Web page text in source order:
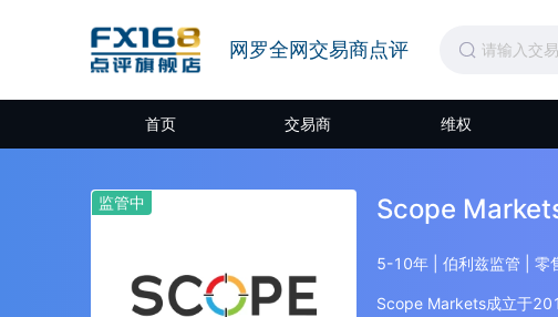
网罗全网交易商点评
首页 交易商 维权
监管中 Scope
5-10年 | 伯利兹监管 | 零
Scope Markets成立于